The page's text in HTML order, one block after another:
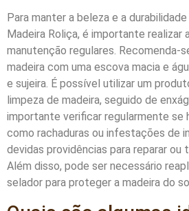
Para manter a beleza e a
Madeira Roliça, é importante realizar
manutenção regulares. Recomenda-
madeira com uma escova macia e
e sujeira. É possível utilizar um
limpeza de madeira, seguido de
importante verificar regularmente se
como rachaduras ou infestações de
devidas providências para reparar ou
Além disso, pode ser necessário
selador para proteger a madeira do